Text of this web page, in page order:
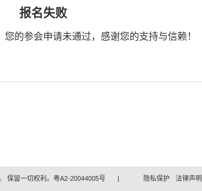
报名失败
的参会申请未通过，感谢您的支持与信赖！
保留一切权利。粤A2-20044005号 | 隐私保护 法律声明